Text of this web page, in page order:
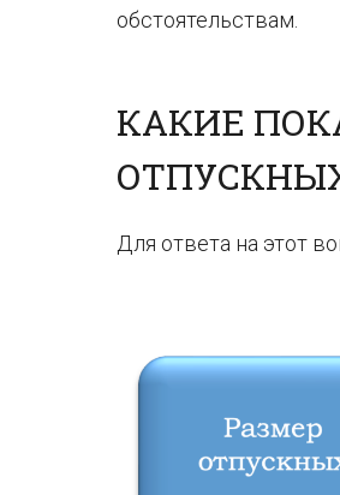
обстоятельствам.
КАКИЕ
Для ответа на этот